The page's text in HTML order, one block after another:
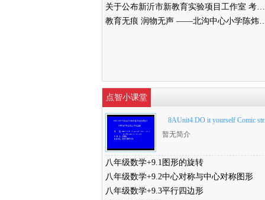
关于公布新沂市新教育实验项目工作室 考核结果的通知
教育无痕 润物无声 ——北沟中
点智小课堂
8AUnit4 DO it yourself Comic
暂无简介
八年级数学+9.1图形的旋转
八年级数学+9.2中心对称与中心对称图形
八年级数学+9.3平行四边形